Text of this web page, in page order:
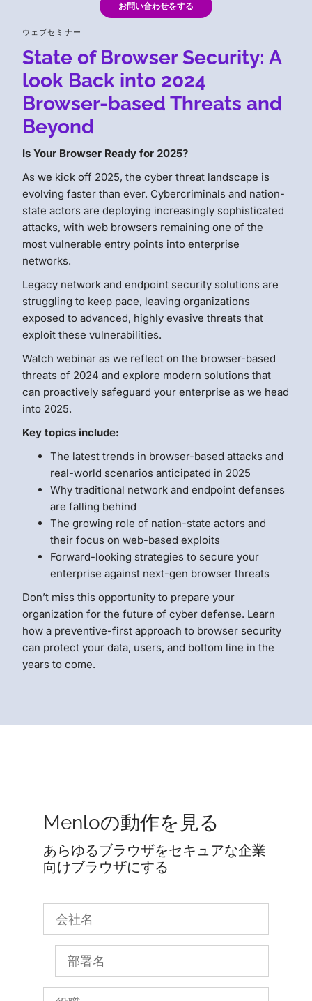
ウェブセミナー
State of Browser Security: A
look Back into 2024
Browser-based Threats and
Beyond
Is Your Browser Ready for 2025?
As we kick off 2025, the cyber threat landscape is
evolving faster than ever. Cybercriminals and nation-
state actors are deploying increasingly sophisticated
attacks, with web browsers remaining one of the
most vulnerable entry points into enterprise
networks.
Legacy network and endpoint security solutions are
struggling to keep pace, leaving organizations
exposed to advanced, highly evasive threats that
exploit these vulnerabilities.
Watch webinar as we reflect on the browser-based
threats of 2024 and explore modern solutions that
can proactively safeguard your enterprise as we head
into 2025.
Key topics include:
The latest trends in browser-based attacks and
real-world scenarios anticipated in 2025
Why traditional network and endpoint defenses
are falling behind
The growing role of nation-state actors and
their focus on web-based exploits
Forward-looking strategies to secure your
enterprise against next-gen browser threats
Don’t miss this opportunity to prepare your
organization for the future of cyber defense. Learn
how a preventive-first approach to browser security
can protect your data, users, and bottom line in the
years to come.
お問い合わせをする
Menloの動作を見る
あらゆるブラウザをセキュアな企業
向けブラウザにする